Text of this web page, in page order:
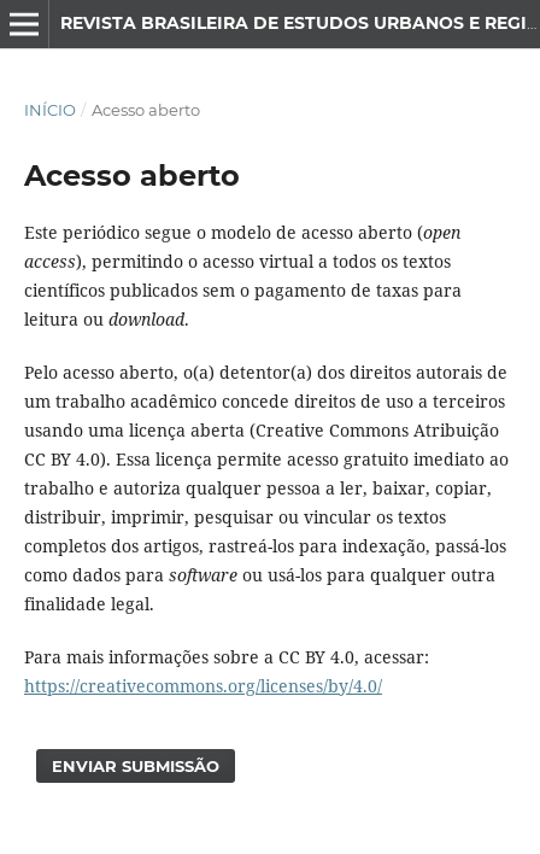
INÍCIO / Acesso aberto
Acesso aberto
Este periódico segue o modelo de acesso aberto (open
access), permitindo o acesso virtual a todos os textos
científicos publicados sem o pagamento de taxas para
leitura ou download.
Pelo acesso aberto, o(a) detentor(a) dos direitos autorais de
um trabalho acadêmico concede direitos de uso a terceiros
usando uma licença aberta (Creative Commons Atribuição
CC BY 4.0). Essa licença permite acesso gratuito imediato ao
trabalho e autoriza qualquer pessoa a ler, baixar, copiar,
distribuir, imprimir, pesquisar ou vincular os textos
completos dos artigos, rastreá-los para indexação, passá-los
como dados para software ou usá-los para qualquer outra
finalidade legal.
Para mais informações sobre a CC BY 4.0, acessar:
https://creativecommons.org/licenses/by/4.0/
ENVIAR SUBMISSÃO